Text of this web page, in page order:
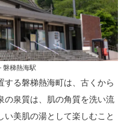
磐梯熱海駅
する磐梯熱海町は、古くから
の泉質は、肌の角質を洗い流
い美肌の湯として楽しむこと